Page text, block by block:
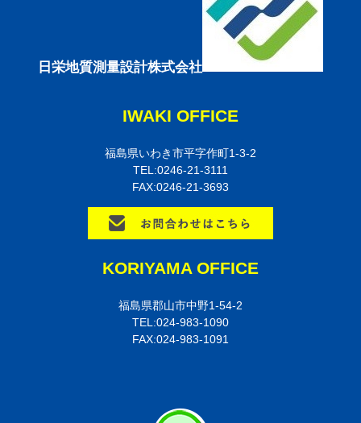
日栄地質測量設計株式会社
IWAKI OFFICE
福島県いわき市平字作町1-3-2
TEL:0246-21-3111
FAX:0246-21-3693
KORIYAMA OFFICE
福島県郡山市中野1-54-2
TEL:024-983-1090
FAX:024-983-1091